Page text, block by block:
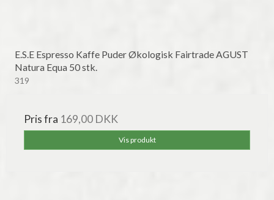
E.S.E Espresso Kaffe Puder Økologisk Fairtrade AGUST
Natura Equa 50 stk.
319
Pris fra 169,00 DKK
Vis produkt